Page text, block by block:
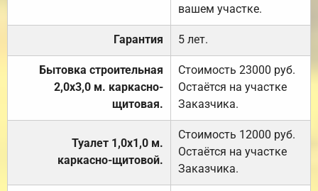
вашем участке.
Гарантия 5 лет.
Бытовка строительная
2,0х3,0 м. каркасно-
щитовая.
Стоимость 23000 руб.
Остаётся на участке
Заказчика.
Туалет 1,0х1,0 м.
каркасно-щитовой.
Стоимость 12000 руб.
Остаётся на участке
Заказчика.